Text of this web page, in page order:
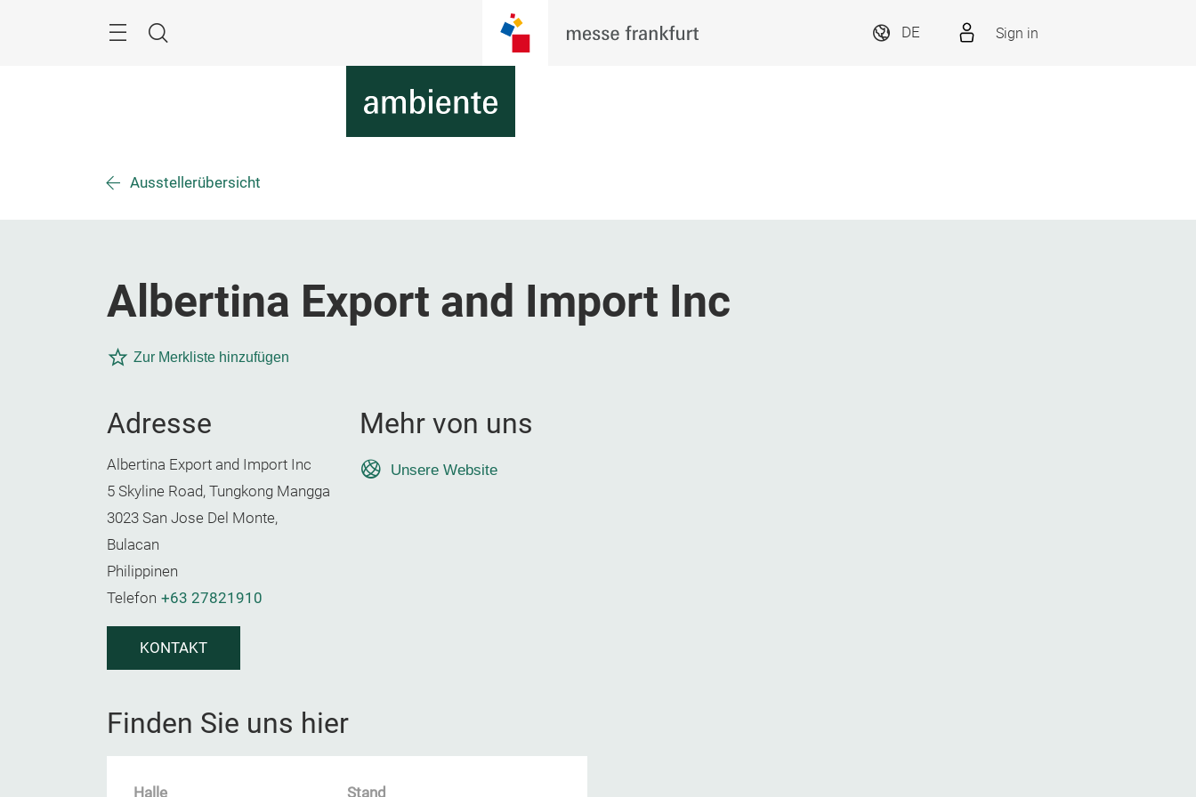
Suche
DE Sign in
Ausstellerübersicht
Albertina Export and Import Inc
Zur Merkliste hinzufügen
Adresse
Albertina Export and Import Inc
5 Skyline Road, Tungkong Mangga
3023 San Jose Del Monte,
Bulacan
Philippinen
Telefon +63 27821910
KONTAKT
Mehr von uns
Unsere Website
Finden Sie uns hier
Halle Stand